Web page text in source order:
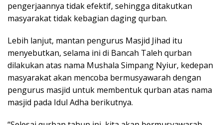
pengerjaannya tidak efektif, sehingga ditakutkan
masyarakat tidak kebagian daging qurban.
Lebih lanjut, mantan pengurus Masjid Jihad itu
menyebutkan, selama ini di Bancah Taleh qurban
dilakukan atas nama Mushala Simpang Nyiur, kedepan
masyarakat akan mencoba bermusyawarah dengan
pengurus masjid untuk membentuk qurban atas nama
masjid pada Idul Adha berikutnya.